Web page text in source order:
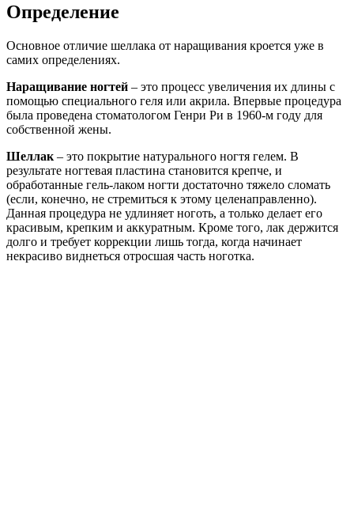
Определение
Основное отличие шеллака от наращивания кроется уже в
самих определениях.
Наращивание ногтей – это процесс увеличения их длины с
помощью специального геля или акрила. Впервые процедура
была проведена стоматологом Генри Ри в 1960-м году для
собственной жены.
Шеллак – это покрытие натурального ногтя гелем. В
результате ногтевая пластина становится крепче, и
обработанные гель-лаком ногти достаточно тяжело сломать
(если, конечно, не стремиться к этому целенаправленно).
Данная процедура не удлиняет ноготь, а только делает его
красивым, крепким и аккуратным. Кроме того, лак держится
долго и требует коррекции лишь тогда, когда начинает
некрасиво виднеться отросшая часть ноготка.